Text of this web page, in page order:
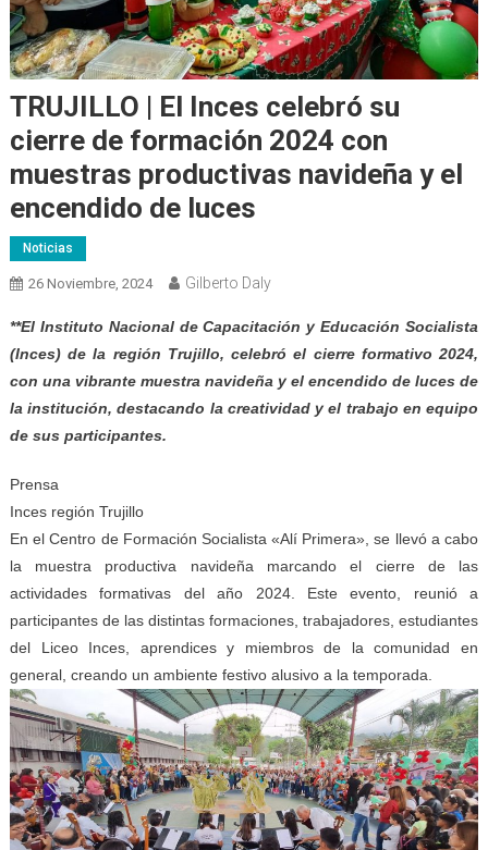
TRUJILLO | El Inces celebró su
cierre de formación 2024 con
muestras productivas navideña y el
encendido de luces
Noticias
26 Noviembre, 2024 Gilberto Daly
**El Instituto Nacional de Capacitación y Educación Socialista
(Inces) de la región Trujillo, celebró el cierre formativo 2024,
con una vibrante muestra navideña y el encendido de luces de
la institución, destacando la creatividad y el trabajo en equipo
de sus participantes.
Prensa
Inces región Trujillo
En el Centro de Formación Socialista «Alí Primera», se llevó a cabo
la muestra productiva navideña marcando el cierre de las
actividades formativas del año 2024. Este evento, reunió a
participantes de las distintas formaciones, trabajadores, estudiantes
del Liceo Inces, aprendices y miembros de la comunidad en
general, creando un ambiente festivo alusivo a la temporada.